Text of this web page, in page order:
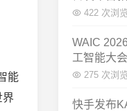
能
界
体终端：大
422 次浏览
WAIC
工智能大
幕：多项重
球AI合作新
275 次浏览
快手发布